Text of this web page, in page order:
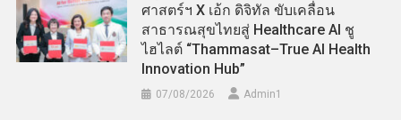
ศาสตร์ฯ X เอ้ก ดิจิทัล ขับเคลื่อน
สาธารณสุขไทยสู่ Healthcare AI ชู
ไฮไลต์ “Thammasat–True AI Health
Innovation Hub”
07/08/2026 Admin​1